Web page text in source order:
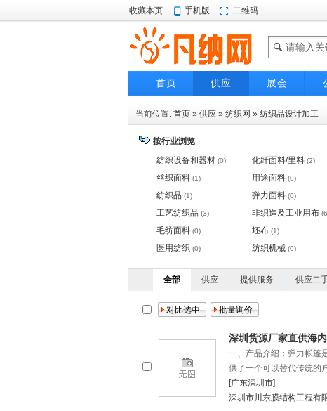
收藏本页 手机版 二维码
首页 供应 展会
当前位置: 首页 » 供应 » 纺织网 » 纺织品设计加工
按行业浏览
纺织设备和器材 (0) 化纤面料/里料 (2)
丝织面料 (1) 用途面料 (0)
纺织品 (1) 弹力面料 (0)
工艺纺织品 (3) 非织造及工业用布
毛纺面料 (0) 坯布 (1)
医用纺织 (0) 纺织机械 (0)
全部 供应 提供服务 供应二
深圳货源厂家直供海
一、产品介绍：弹力帐篷
供了一个可以替代传统的
[广东深圳市]
深圳市川东膜结构工程有